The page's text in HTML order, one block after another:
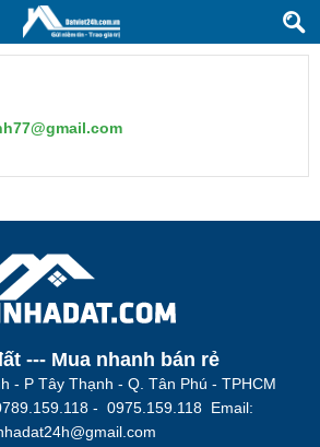
--- Mua nhanh bán rẻ​
- P Tây Thạnh - Q. Tân Phú - TPHCM
- 0975.159.118 Email: